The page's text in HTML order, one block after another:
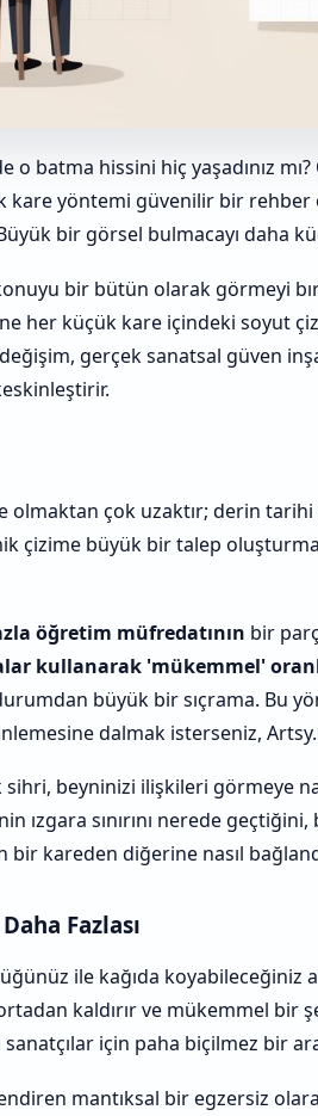
batma hissini hiç yaşadınız
kare yöntemi güvenilir bir
bir görsel bulmacayı daha
konuyu bir bütün olarak görmeyi
her küçük kare içindeki soyut
gerçek sanatsal güven
çok uzaktır; derin tarihi
çizime büyük bir talep
öğretim müfredatının bir
kullanarak 'mükemmel'
büyük bir sıçrama. Bu
dalmak isterseniz,
beyninizi ilişkileri görmeye
ızgara sınırını nerede
kareden diğerine nasıl
Fazlası
ile kağıda koyabileceğiniz
kaldırır ve mükemmel bir
için paha biçilmez bir
mantıksal bir egzersiz